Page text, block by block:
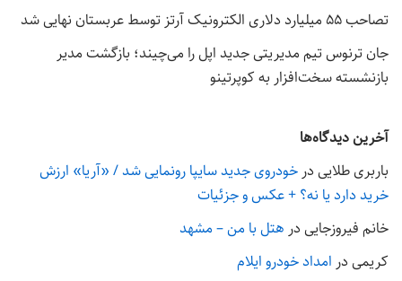
تصاحب ۵۵ میلیارد دلاری الکترونیک آرتز توسط عربستان نهایی شد
جان ترنوس تیم مدیریتی جدید اپل را می‌چیند؛ بازگشت مدیر
بازنشسته سخت‌افزار به کوپرتینو
آخرین دیدگاه‌ها
باربری طلایی در خودروی جدید سایپا رونمایی شد / «آریا» ارزش
خرید دارد یا نه؟ + عکس و جزئیات
خانم فیروزجایی در هتل با من – مشهد
کریمی در امداد خودرو ایلام